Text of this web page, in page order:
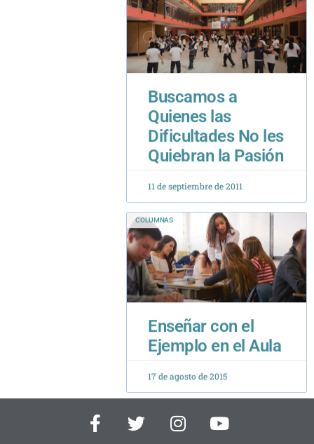
Buscamos a
Quienes las
Dificultades No les
Quiebran la Pasión
11 de septiembre de 2011
COLUMNAS
Enseñar con el
Ejemplo en el Aula
17 de agosto de 2015
F
a
T
w
I
n
Y
o